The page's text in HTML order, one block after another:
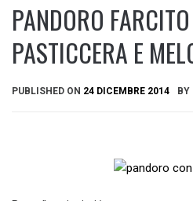
PANDORO
PASTICCERA E
PUBLISHED ON 24 DICEMBRE 2014 BY